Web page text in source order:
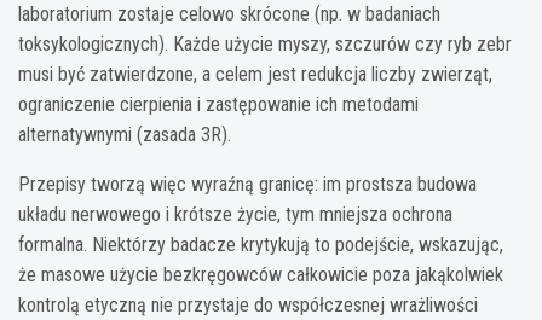
laboratorium zostaje celowo skrócone (np. w badaniach
toksykologicznych). Każde użycie myszy, szczurów czy ryb zebr
musi być zatwierdzone, a celem jest redukcja liczby zwierząt,
ograniczenie cierpienia i zastępowanie ich metodami
alternatywnymi (zasada 3R).
Przepisy tworzą więc wyraźną granicę: im prostsza budowa
układu nerwowego i krótsze życie, tym mniejsza ochrona
formalna. Niektórzy badacze krytykują to podejście, wskazując,
że masowe użycie bezkręgowców całkowicie poza jakąkolwiek
kontrolą etyczną nie przystaje do współczesnej wrażliwości